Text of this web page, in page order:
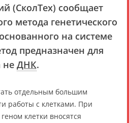
(СколТех) сообщает
метода генетического
на системе
предназначен для
не ДНК.
отдельным большим
работы с клетками. При
геном клетки вносятся